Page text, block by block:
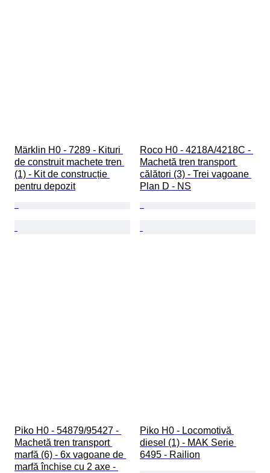
Märklin H0 - 7289 - Kituri
de construit machete tren
(1) - Kit de construcție
pentru depozit
Roco H0 - 4218A/4218C -
Machetă tren transport
călători (3) - Trei vagoane
Plan D - NS
Piko H0 - 54879/95427 -
Machetă tren transport
marfă (6) - 6x vagoane de
marfă închise cu 2 axe -
Piko H0 - Locomotivă
diesel (1) - MAK Serie
6495 - Railion